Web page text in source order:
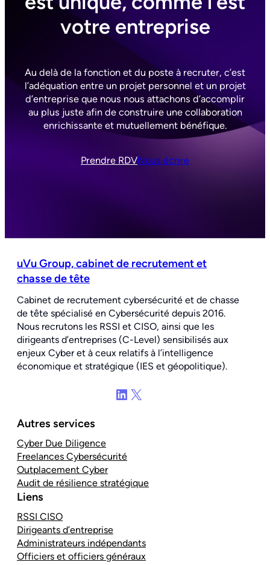
votre entreprise
Au delà de la fonction et du poste à recruter, c’est
l’adéquation entre un projet personnel et un projet
d’entreprise que nous nous attachons d’accomplir
au plus juste afin de construire une collaboration
enrichissante et mutuellement bénéfique.
Prendre RDVNous écrire
uVu Group, cabinet de recrutement et
chasse de tête
Cabinet de recrutement cybersécurité et de chasse
de tête spécialisé en Cybersécurité depuis 2016.
Nous recrutons les RSSI et CISO, ainsi que les
dirigeants d’entreprises (C-Level) sensibilisés aux
enjeux Cyber et à ceux relatifs à l’intelligence
économique et stratégique (IES et géopolitique).
LinkedIn X
Autres services
Cyber Due Diligence
Freelances Cybersécurité
Outplacement Cyber
Audit de résilience stratégique
Liens
RSSI CISO
Dirigeants d’entreprise
Administrateurs indépendants
Officiers et officiers généraux